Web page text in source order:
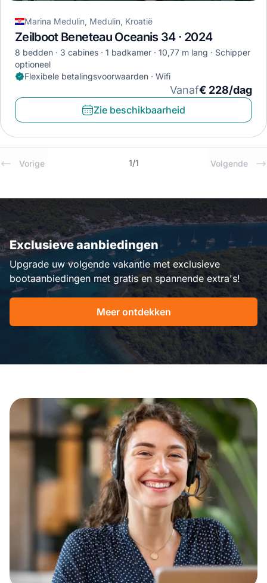
Marina Medulin, Medulin, Kroatië
Zeilboot Beneteau Oceanis 34 · 2024
8 bedden 3 cabines 1 badkamer 10,77 m lang
Schipper
optioneel
Flexibele betalingsvoorwaarden · Wifi
Vanaf€ 228/dag
Zie beschikbaarheid
Vorige 1/1 Volgende
Exclusieve aanbiedingen
Upgrade uw volgende vakantie met exclusieve
bootaanbiedingen met gratis en spannende extra's!
Meer ontdekken